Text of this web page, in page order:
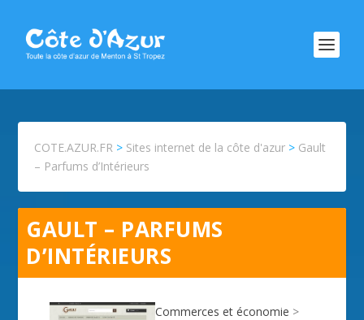
COTE.AZUR.FR > Sites internet de la côte d'azur > Gault
– Parfums d’Intérieurs
GAULT – PARFUMS
D’INTÉRIEURS
Commerces et économie >